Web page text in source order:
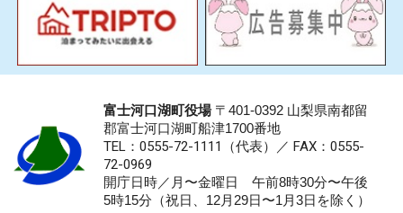
富士河口湖町役場〒401-0392 山梨県南都留
郡富士河口湖町船津1700番地
TEL：0555-72-1111 （代表）／ FAX：0555-
72-0969
開庁日時／月〜金曜日 午前8時30分〜午後
5時15分（祝日、12月29日〜1月3日を除く）